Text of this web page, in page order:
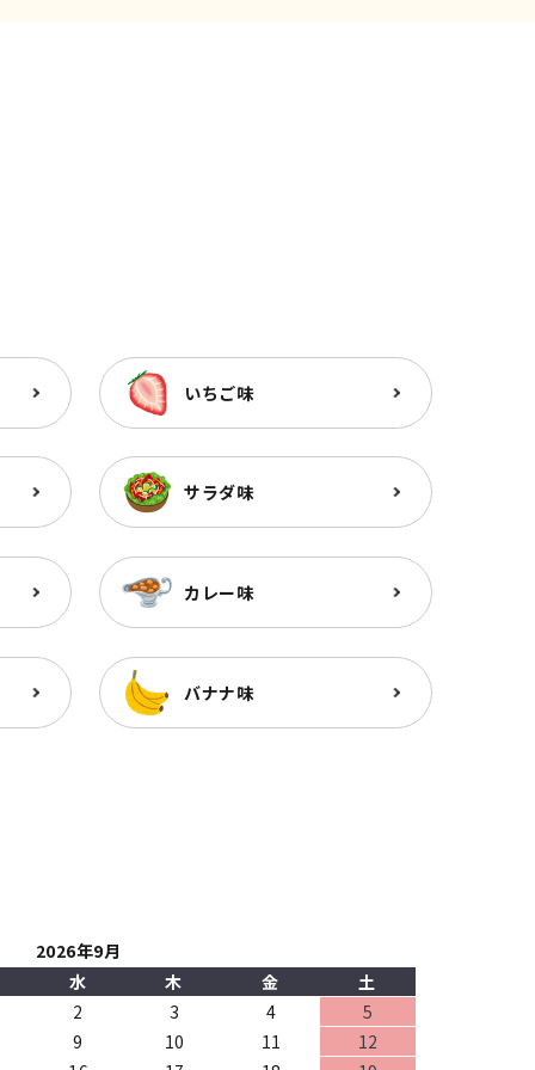
いちご味
サラダ味
カレー味
バナナ味
2026年9月
水 木 金
土
2 3 4
5
9 10 11
12